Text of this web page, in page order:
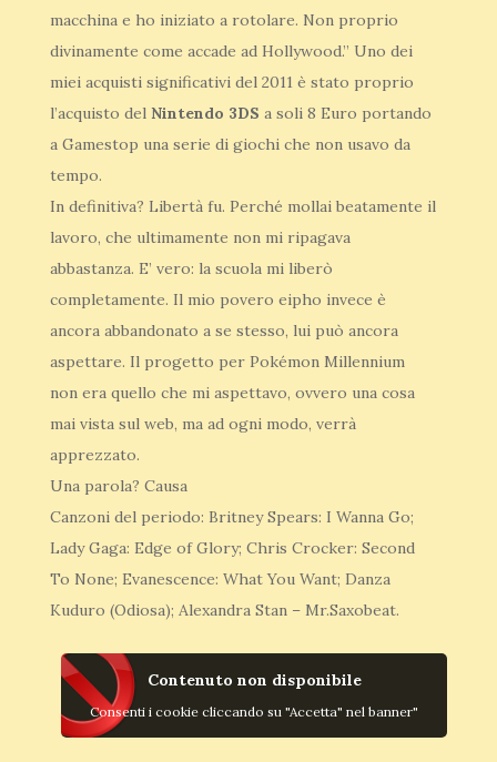
macchina e ho iniziato a rotolare. Non proprio
divinamente come accade ad Hollywood.” Uno dei
miei acquisti significativi del 2011 è stato proprio
l’acquisto del Nintendo 3DS a soli 8 Euro portando
a Gamestop una serie di giochi che non usavo da
tempo.
In definitiva? Libertà fu. Perché mollai beatamente il
lavoro, che ultimamente non mi ripagava
abbastanza. E’ vero: la scuola mi liberò
completamente. Il mio povero eipho invece è
ancora abbandonato a se stesso, lui può ancora
aspettare. Il progetto per Pokémon Millennium
non era quello che mi aspettavo, ovvero una cosa
mai vista sul web, ma ad ogni modo, verrà
apprezzato.
Una parola? Causa
Canzoni del periodo: Britney Spears: I Wanna Go;
Lady Gaga: Edge of Glory; Chris Crocker: Second
To None; Evanescence: What You Want; Danza
Kuduro (Odiosa); Alexandra Stan – Mr.Saxobeat.
Contenuto non disponibile
Consenti i cookie cliccando su "Accetta" nel banner"